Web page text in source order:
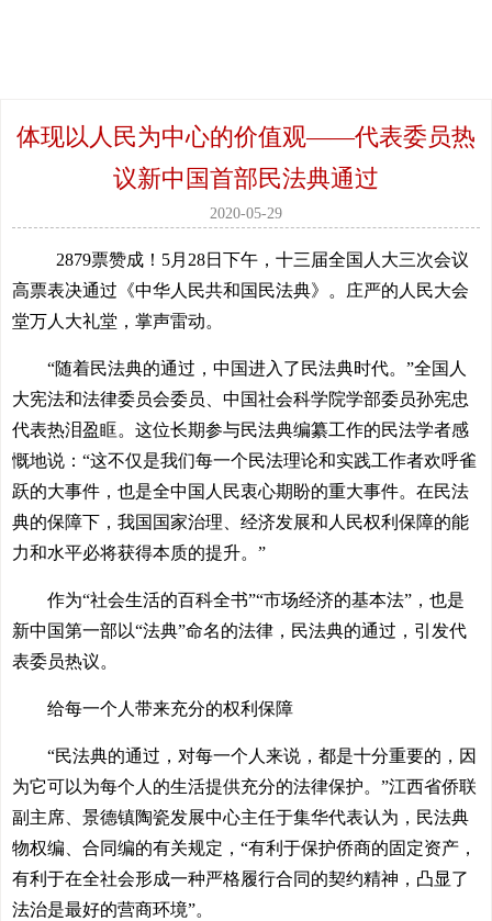
体现以人民为中心的价值观——代表委员热
议新中国首部民法典通过
2020-05-29
2879票赞成！5月28日下午，十三届全国人大三次会议
高票表决通过《中华人民共和国民法典》。庄严的人民大会
堂万人大礼堂，掌声雷动。
“随着民法典的通过，中国进入了民法典时代。”全国人
大宪法和法律委员会委员、中国社会科学院学部委员孙宪忠
代表热泪盈眶。这位长期参与民法典编纂工作的民法学者感
慨地说：“这不仅是我们每一个民法理论和实践工作者欢呼雀
跃的大事件，也是全中国人民衷心期盼的重大事件。在民法
典的保障下，我国国家治理、经济发展和人民权利保障的能
力和水平必将获得本质的提升。”
作为“社会生活的百科全书”“市场经济的基本法”，也是
新中国第一部以“法典”命名的法律，民法典的通过，引发代
表委员热议。
给每一个人带来充分的权利保障
“民法典的通过，对每一个人来说，都是十分重要的，因
为它可以为每个人的生活提供充分的法律保护。”江西省侨联
副主席、景德镇陶瓷发展中心主任于集华代表认为，民法典
物权编、合同编的有关规定，“有利于保护侨商的固定资产，
有利于在全社会形成一种严格履行合同的契约精神，凸显了
法治是最好的营商环境”。